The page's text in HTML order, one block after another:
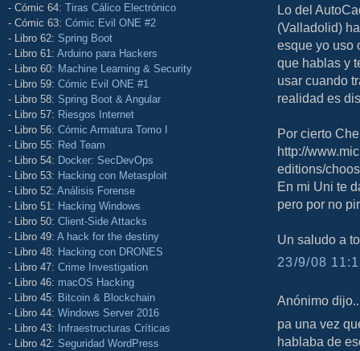
- Cómic 64: Tiras Cálico Electrónico
- Cómic 63: Cómic Evil ONE #2
- Libro 62: Spring Boot
- Libro 61: Arduino para Hackers
- Libro 60: Machine Learning & Security
- Libro 59: Cómic Evil ONE #1
- Libro 58: Spring Boot & Angular
- Libro 57: Riesgos Internet
- Libro 56: Cómic Armatura Tomo I
- Libro 55: Red Team
- Libro 54: Docker: SecDevOps
- Libro 53: Hacking con Metasploit
- Libro 52: Análisis Forense
- Libro 51: Hacking Windows
- Libro 50: Client-Side Attacks
- Libro 49: A hack for the destiny
- Libro 48: Hacking con DRONES
- Libro 47: Crime Investigation
- Libro 46: macOS Hacking
- Libro 45: Bitcoin & Blockchain
- Libro 44: Windows Server 2016
- Libro 43: Infraestructuras Críticas
- Libro 42: Seguridad WordPress
Lo del
(Valladolid)
esque yo uso
que hablas y
usar cuando
realidad es
Por cierto
http://
editions/
En mi Uni te
pero por no
Un saludo a
23/9/08
Anónimo
pa una vez
hablaba de